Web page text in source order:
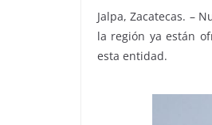
Jalpa, Zacatecas. –
la región ya están
esta entidad.